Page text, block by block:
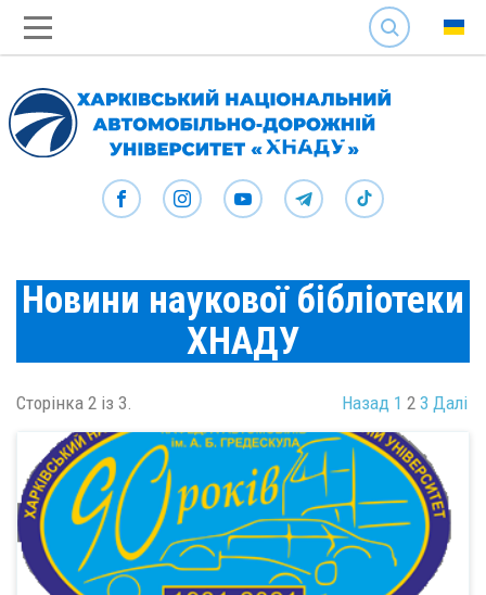
SEARCH
Новини наукової бібліотеки
ХНАДУ
Сторінка 2 із 3. Назад 1 2 3 Далі